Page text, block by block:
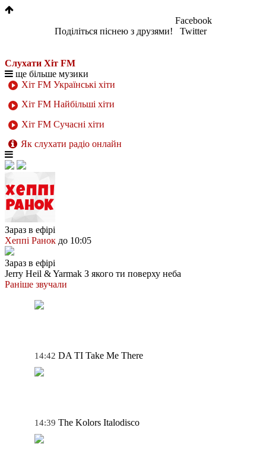
Поділіться піснею з друзями!
Facebook
Twitter
Слухати Хіт FM
ще більше музики
Хіт FM Українські хіти
Хіт FM Найбільші хіти
Хіт FM Сучасні хіти
Як слухати радіо онлайн
Зараз в ефірі
Хеппі Ранок до 10:05
Зараз в ефірі
Jerry Heil & Yarmak З якого ти поверху неба
Раніше звучали
14:42 DA TI Take Me There
14:39 The Kolors Italodisco